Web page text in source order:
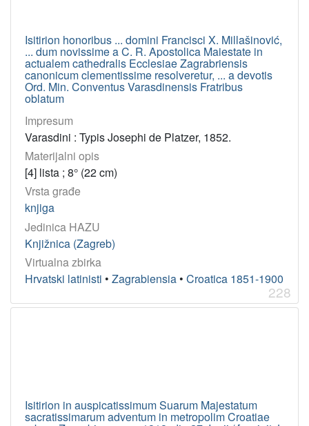
Isitirion honoribus ... domini Francisci X. Millašinović,
... dum novissime a C. R. Apostolica Maiestate in
actualem cathedralis Ecclesiae Zagrabriensis
canonicum clementissime resolveretur, ... a devotis
Ord. Min. Conventus Varasdinensis Fratribus
oblatum
Impresum
Varasdini : Typis Josephi de Platzer, 1852.
Materijalni opis
[4] lista ; 8° (22 cm)
Vrsta građe
knjiga
Jedinica HAZU
Knjižnica (Zagreb)
Virtualna zbirka
Hrvatski latinisti • Zagrabiensia • Croatica 1851-1900
228
Isitirion in auspicatissimum Suarum Majestatum
sacratissimarum adventum in metropolim Croatiae